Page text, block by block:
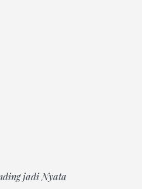
jadi Nyata